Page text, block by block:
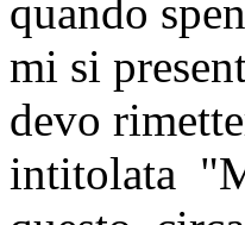
quando
mi si
devo
intitolata